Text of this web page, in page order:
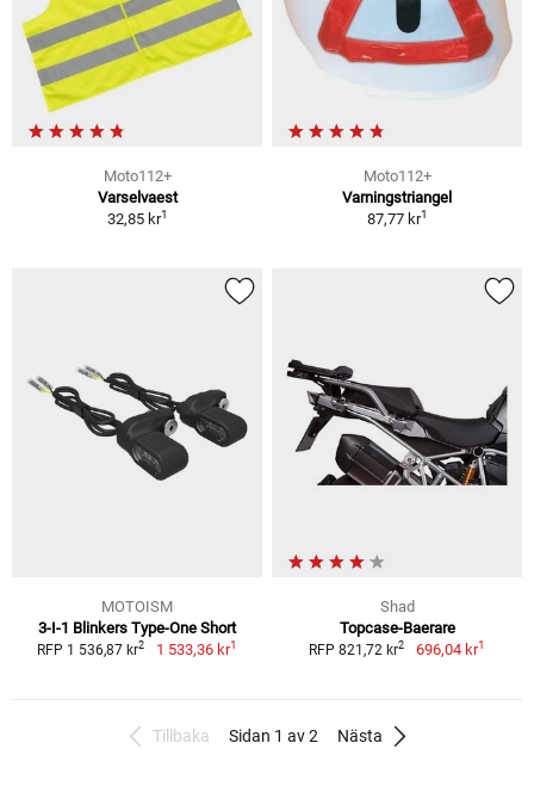
Moto112+
Varselvaest
32,85 kr1
Moto112+
Varningstriangel
87,77 kr1
MOTOISM
3-I-1 Blinkers Type-One Short
RFP 1 536,87 kr2 1 533,36 kr1
Shad
Topcase-Baerare
RFP 821,72 kr2 696,04 kr1
Tillbaka Sidan 1 av 2 Nästa